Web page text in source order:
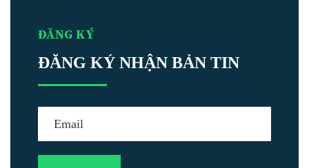
ĐĂNG KÝ
ĐĂNG KÝ NHẬN BẢN TIN